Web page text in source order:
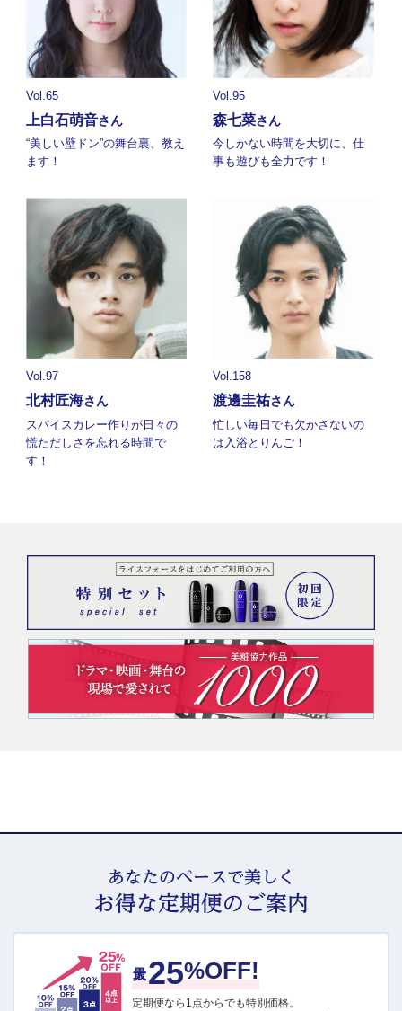
Vol.65
上白石萌音さん
“美しい壁ドン”の舞台裏、教え
ます！
Vol.95
森七菜さん
今しかない時間を大切に、仕
事も遊びも全力です！
Vol.97
北村匠海さん
スパイスカレー作りが日々の
慌ただしさを忘れる時間で
す！
Vol.158
渡邊圭祐さん
忙しい毎日でも欠かさないの
は入浴とりんご！
あなたのペースで美しく
お得な定期便のご案内
25%OFF!
定期便なら1点からでも特別価格。